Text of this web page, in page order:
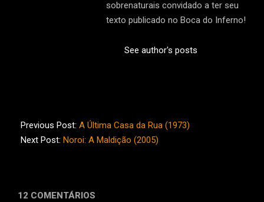
sobrenaturais convidado a ter seu
texto publicado no Boca do Inferno!
See author's posts
06-
09
Previous Post: A Última Casa da Rua (1973)
Next Post: Noroi: A Maldição (2005)
12 COMENTÁRIOS